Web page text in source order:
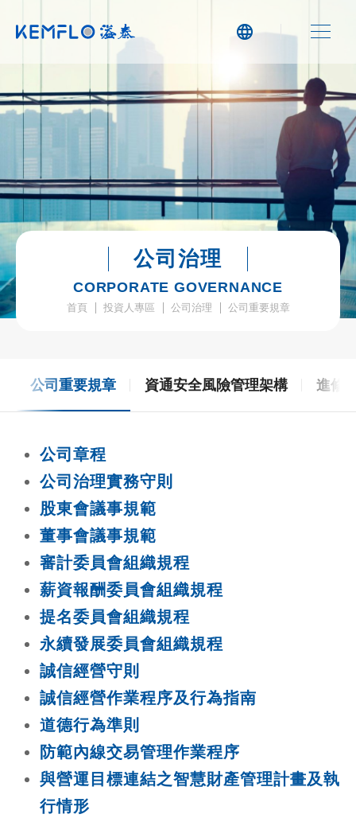
公司治理
CORPORATE GOVERNANCE
首頁 投資人專區 公司治理 公司重要規章
公司重要規章 資通安全風險管理架構 進修
公司章程
公司治理實務守則
股東會議事規範
董事會議事規範
審計委員會組織規程
薪資報酬委員會組織規程
提名委員會組織規程
永續發展委員會組織規程
誠信經營守則
誠信經營作業程序及行為指南
道德行為準則
防範內線交易管理作業程序
與營運目標連結之智慧財產管理計畫及執
行情形